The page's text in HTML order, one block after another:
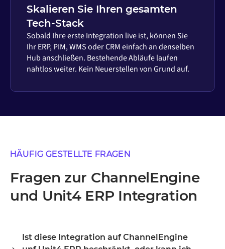
Skalieren Sie Ihren gesamten
Tech-Stack
Sobald Ihre erste Integration live ist, können Sie
Ihr ERP, PIM, WMS oder CRM einfach an denselben
Hub anschließen. Bestehende Abläufe laufen
nahtlos weiter. Kein Neuerstellen von Grund auf.
HÄUFIG GESTELLTE FRAGEN
Fragen zur ChannelEngine
und Unit4 ERP Integration
Ist diese Integration auf ChannelEngine